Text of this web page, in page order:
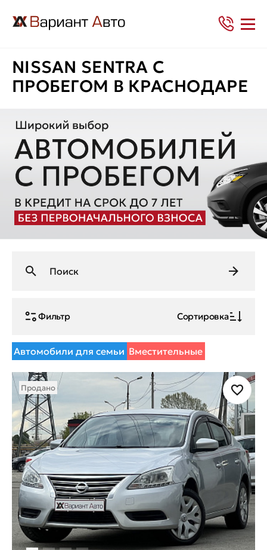
NISSAN SENTRA С
ПРОБЕГОМ В КРАСНОДАРЕ
Фильтр Сортировка
Автомобили для семьи Вместительные
Продано